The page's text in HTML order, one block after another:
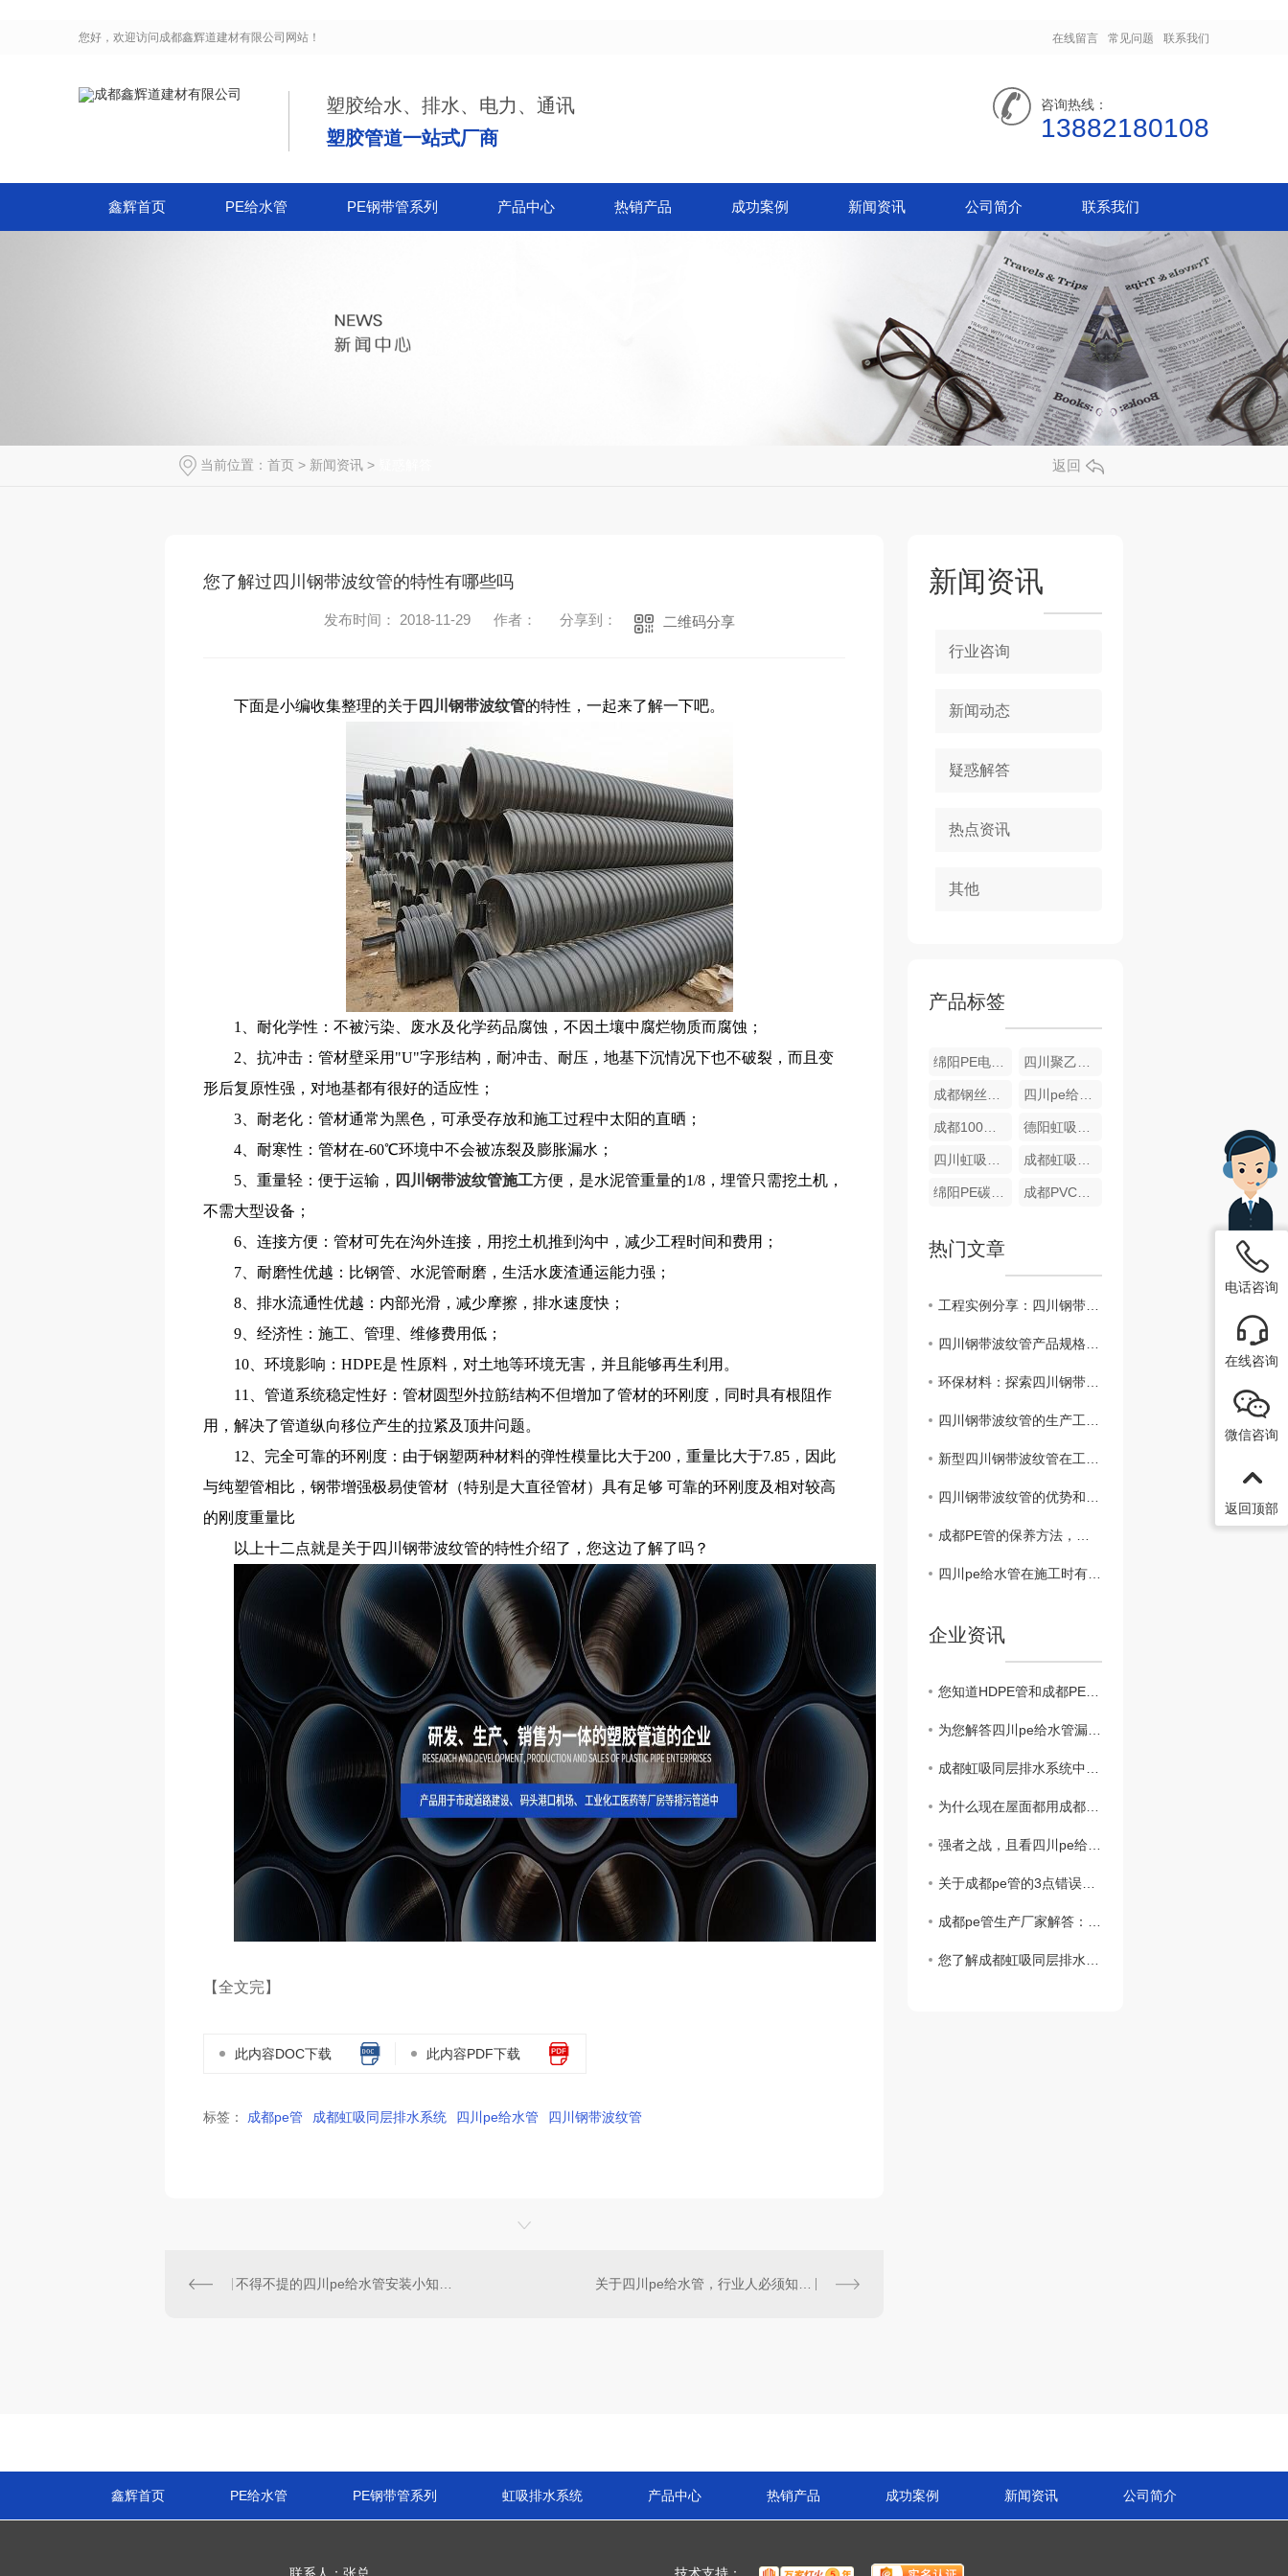
您好，欢迎访问 成都鑫辉道建材有限公司 网站！ 在线留言 常见问题 联系我们
塑胶给水、排水、电力、通讯
塑胶管道一站式厂商
咨询热线：
13882180108
鑫辉首页 PE给水管 PE钢带管系列 产品中心 热销产品 成功案例 新闻资讯 公司简介 联系我们
当前位置： 首页 > 新闻资讯 > 返回
您了解过四川钢带波纹管的特性有哪些吗
发布时间： 2018-11-29 作者： 分享到： 二维码分享
下面是小编收集整理的关于四川钢带波纹管的特性，一起来了解一下吧。
1、耐化学性：不被污染、废水及化学药品腐蚀，不因土壤中腐烂物质而腐蚀；
2、抗冲击：管材壁采用"U"字形结构，耐冲击、耐压，地基下沉情况下也不破裂，而且变
形后复原性强，对地基都有很好的适应性；
3、耐老化：管材通常为黑色，可承受存放和施工过程中太阳的直晒；
4、耐寒性：管材在-60℃环境中不会被冻裂及膨胀漏水；
5、重量轻：便于运输， 四川钢带波纹管施工方便，是水泥管重量的1/8，埋管只需挖土机，
不需大型设备；
6、连接方便：管材可先在沟外连接，用挖土机推到沟中，减少工程时间和费用；
7、耐磨性优越：比钢管、水泥管耐磨，生活水废渣通运能力强；
8、排水流通性优越：内部光滑，减少摩擦，排水速度快；
9、经济性：施工、管理、维修费用低；
10、环境影响：HDPE是 性原料，对土地等环境无害，并且能够再生利用。
11、管道系统稳定性好：管材圆型外拉筋结构不但增加了管材的环刚度，同时具有根阻作
用，解决了管道纵向移位产生的拉紧及顶井问题。
12、完全可靠的环刚度：由于钢塑两种材料的弹性模量比大于200，重量比大于7.85，因此
与纯塑管相比，钢带增强极易使管材（特别是大直径管材）具有足够 可靠的环刚度及相对较高
的刚度重量比
以上十二点就是关于四川钢带波纹管的特性介绍了，您这边了解了吗？
【全文完】
此内容DOC下载 此内容PDF下载
标签： 成都pe管 成都虹吸同层排水系统 四川pe给水管 四川钢带波纹管
不得不提的四川pe给水管安装小知识？ 关于四川pe给水管，行业人必须知道的事儿？
新闻资讯
行业咨询
新闻动态
疑惑解答
热点资讯
其他
产品标签
绵阳PE电熔管件 四川聚乙烯（PE）钢丝网骨架管
成都钢丝骨架管 四川pe给水管
成都100级pe管批发 德阳虹吸同层排水系统
四川虹吸同层排水系统 成都虹吸同层排水系统
绵阳PE碳素波纹管 成都PVC碳素波纹管
热门文章
工程实例分享：四川钢带波纹管在市政管道建设中的应用效果
四川钢带波纹管产品规格与选购指南
环保材料：探索四川钢带波纹管在设施建设中的可持续性应用
四川钢带波纹管的生产工艺及技术特点解析
新型四川钢带波纹管在工程建设中的作用
四川钢带波纹管的优势和应用领域分析
成都PE管的保养方法，你了解吗？
四川pe给水管在施工时有哪些要求呢？
企业资讯
您知道HDPE管和成都PE管的区别有哪些吗？
为您解答四川pe给水管漏水的预防措施？
成都虹吸同层排水系统中雨水斗的作用？
为什么现在屋面都用成都虹吸同层排水系统？
强者之战，且看四川pe给水管和钢管谁胜谁负？
关于成都pe管的3点错误认知你中过招吗？
成都pe管生产厂家解答：pe管真的可以使用50年吗？
您了解成都虹吸同层排水系统的主要构造都是什么吗
鑫辉首页 PE给水管 PE钢带管系列 虹吸排水系统 产品中心 热销产品 成功案例 新闻资讯 公司简介
电话咨询
在线咨询
微信咨询
返回顶部